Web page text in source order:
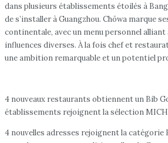
dans plusieurs établissements étoilés à
de s’installer à Guangzhou. Chōwa marque
continentale, avec un menu personnel
influences diverses. À la fois chef et
une ambition remarquable et un potentiel
4 nouveaux restaurants obtiennent un Bib
établissements rejoignent la sélection
4 nouvelles adresses rejoignent la